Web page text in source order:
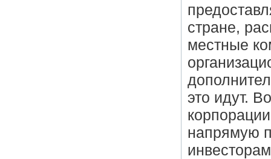
стране,
местные
это идут.
напрямую